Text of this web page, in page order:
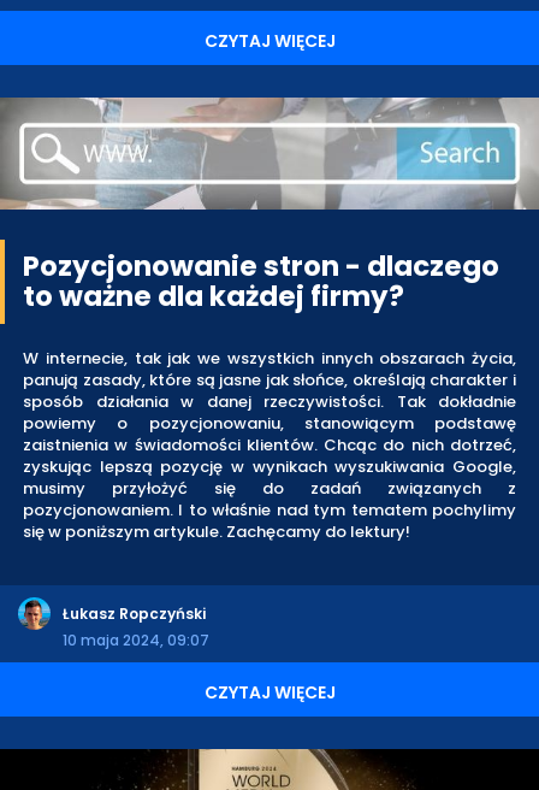
CZYTAJ WIĘCEJ
Pozycjonowanie stron - dlaczego
to ważne dla każdej firmy?
W internecie, tak jak we wszystkich innych obszarach życia,
panują zasady, które są jasne jak słońce, określają charakter i
sposób działania w danej rzeczywistości. Tak dokładnie
powiemy o pozycjonowaniu, stanowiącym podstawę
zaistnienia w świadomości klientów. Chcąc do nich dotrzeć,
zyskując lepszą pozycję w wynikach wyszukiwania Google,
musimy przyłożyć się do zadań związanych z
pozycjonowaniem. I to właśnie nad tym tematem pochylimy
się w poniższym artykule. Zachęcamy do lektury!
Łukasz Ropczyński
10 maja 2024, 09:07
CZYTAJ WIĘCEJ